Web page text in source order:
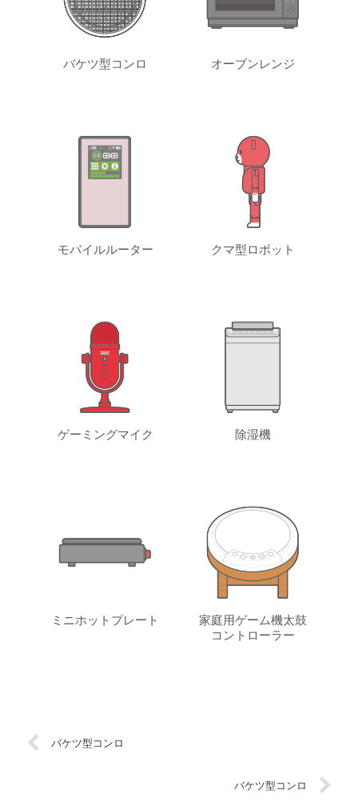
バケツ型コンロ オーブンレンジ
モバイルルーター クマ型ロボット
ゲーミングマイク 除湿機
ミニホットプレート
家庭用ゲーム機太鼓
コントローラー
バケツ型コンロ
バケツ型コンロ